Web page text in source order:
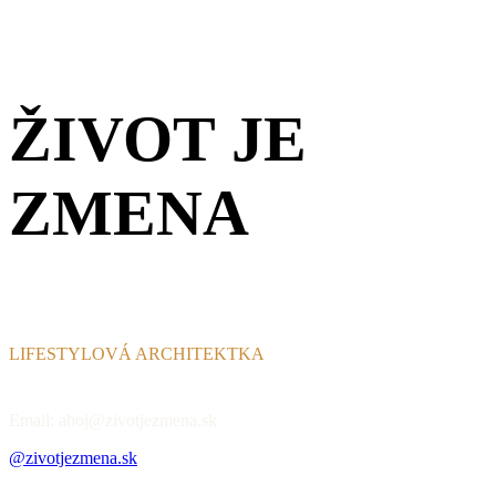
ŽIVOT JE
ZMENA
LIFESTYLOVÁ ARCHITEKTKA
@zivotjezmena.sk